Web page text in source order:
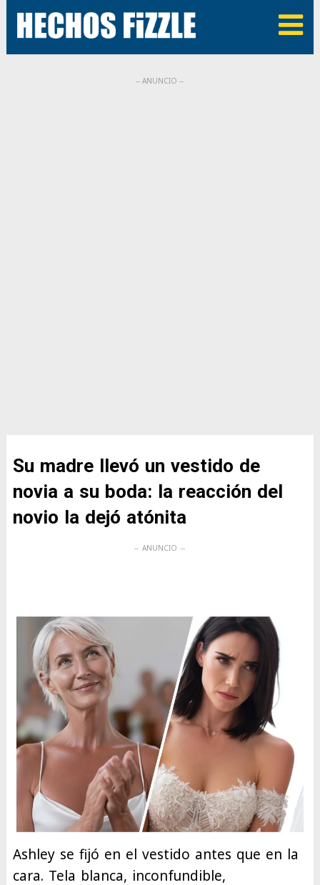
Su madre llevó un vestido de
novia a su boda: la reacción del
novio la dejó atónita
Ashley se fijó en el vestido antes que en la
cara. Tela blanca, inconfundible,